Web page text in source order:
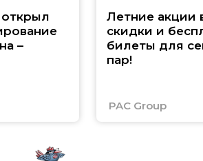
открыл
–
Летние акции
скидки и
билеты для
пар!
PAC Group